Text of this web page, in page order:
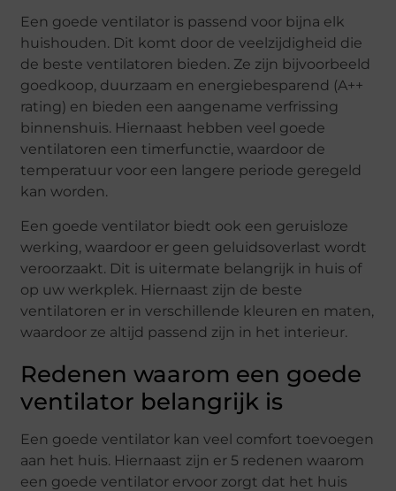
Een goede ventilator is passend voor bijna elk
huishouden. Dit komt door de veelzijdigheid die
de beste ventilatoren bieden. Ze zijn bijvoorbeeld
goedkoop, duurzaam en energiebesparend (A++
rating) en bieden een aangename verfrissing
binnenshuis. Hiernaast hebben veel goede
ventilatoren een timerfunctie, waardoor de
temperatuur voor een langere periode geregeld
kan worden.
Een goede ventilator biedt ook een geruisloze
werking, waardoor er geen geluidsoverlast wordt
veroorzaakt. Dit is uitermate belangrijk in huis of
op uw werkplek. Hiernaast zijn de beste
ventilatoren er in verschillende kleuren en maten,
waardoor ze altijd passend zijn in het interieur.
Redenen waarom een goede
ventilator belangrijk is
Een goede ventilator kan veel comfort toevoegen
aan het huis. Hiernaast zijn er 5 redenen waarom
een goede ventilator ervoor zorgt dat het huis